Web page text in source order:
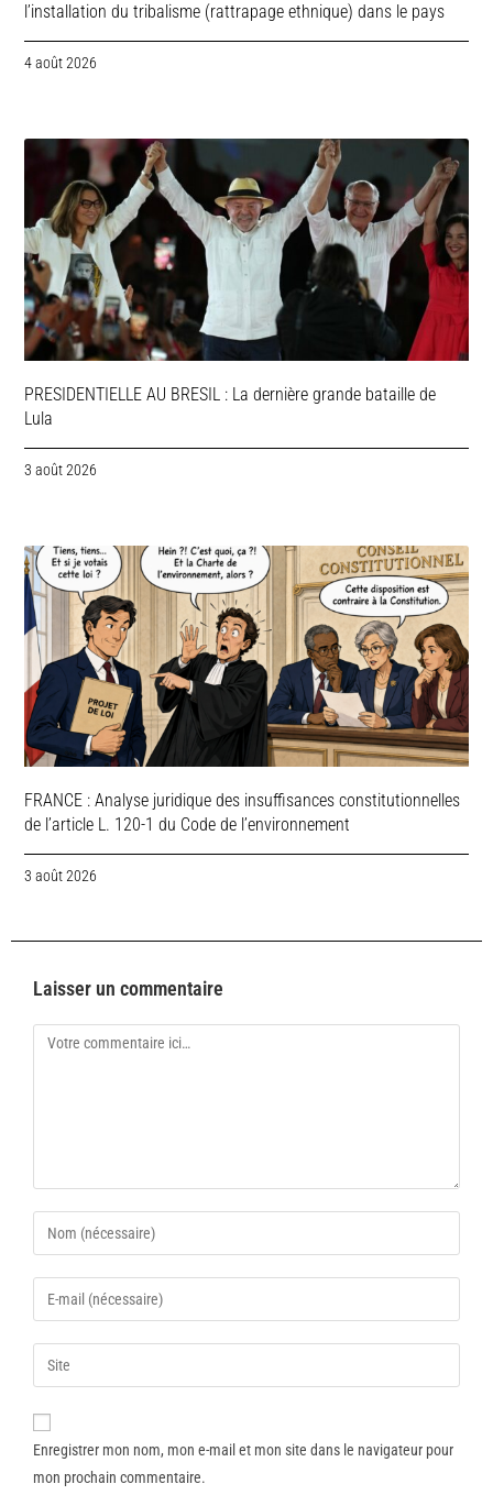
l’installation du tribalisme (rattrapage ethnique) dans le pays
4 août 2026
PRESIDENTIELLE AU BRESIL : La dernière grande bataille de
Lula
3 août 2026
FRANCE : Analyse juridique des insuffisances constitutionnelles
de l’article L. 120-1 du Code de l’environnement
3 août 2026
Laisser un commentaire
Enregistrer mon nom, mon e-mail et mon site dans le navigateur pour
mon prochain commentaire.